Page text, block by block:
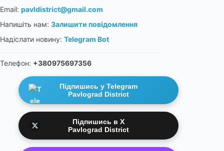
Email: pavldistrict@gmail.com
Напишіть нам: Залишити повідомлення
Надіслати новину: Telegram Bot
Телефон: +380975697356
Підпишись у Telegram
Pavlograd District
Підпишись в X
Pavlograd District